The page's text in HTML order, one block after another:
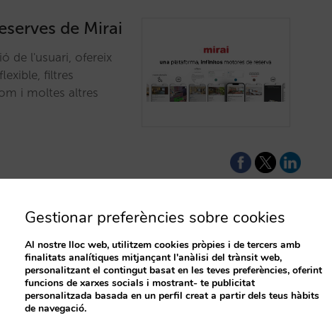
de Mirai
de l'usuari, ofereix
filtres
i moltes altres
el “biaix
la demanda
tens abans de
Gestionar preferències sobre cookies
Al nostre lloc web, utilitzem cookies pròpies i de tercers amb
finalitats analítiques mitjançant l'anàlisi del trànsit web,
personalitzant el contingut basat en les teves preferències, oferint
funcions de xarxes socials i mostrant- te publicitat
personalitzada basada en un perfil creat a partir dels teus hàbits
de navegació.